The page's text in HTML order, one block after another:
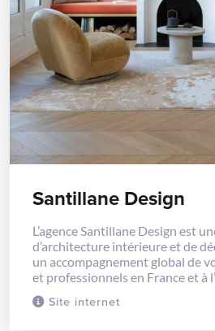
Site internet
Santillane Design
L’agence Santillane Design est
d’architecture intérieure et de
un accompagnement global de
et professionnels en France et à